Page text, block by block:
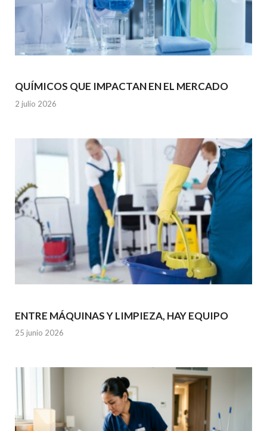
QUÍMICOS QUE IMPACTAN EN EL MERCADO
2 julio 2026
ENTRE MÁQUINAS Y LIMPIEZA, HAY EQUIPO
25 junio 2026